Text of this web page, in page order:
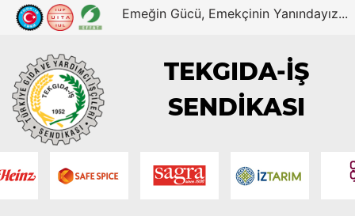
Emeğin Gücü, Emekçinin Yanındayız...
TEKGIDA-İŞ
SENDİKASI